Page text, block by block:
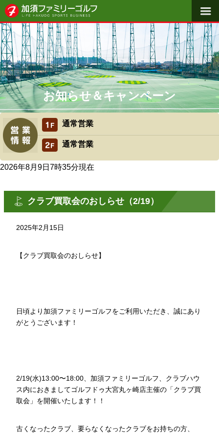
お知らせ＆キャンペーン
通常営業
通常営業
2026年8月9日7時35分現在
クラブ買取会のおしらせ（2/19）
2025年2月15日
【クラブ買取会のおしらせ】
日頃より加須ファミリーゴルフをご利用いただき、誠にあり
がとうございます！
2/19(水)13:00〜18:00、加須ファミリーゴルフ、クラブハウ
ス内におきましてゴルフドゥ大宮丸ヶ崎店主催の「クラブ買
取会」を開催いたします！！
古くなったクラブ、要らなくなったクラブをお持ちの方、
料金体系
施設概要
よくある質問
初めての方へ
アクセス
スクール・レッスン